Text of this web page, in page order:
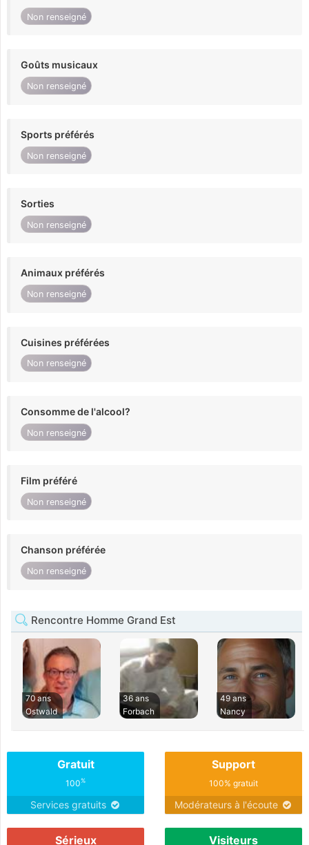
Non renseigné
Goûts musicaux
Non renseigné
Sports préférés
Non renseigné
Sorties
Non renseigné
Animaux préférés
Non renseigné
Cuisines préférées
Non renseigné
Consomme de l'alcool?
Non renseigné
Film préféré
Non renseigné
Chanson préférée
Non renseigné
Rencontre Homme Grand Est
70 ans
Ostwald
36 ans
Forbach
49 ans
Nancy
Gratuit
100%
Services gratuits
Support
100% gratuit
Modérateurs à l'écoute
Sérieux Visiteurs